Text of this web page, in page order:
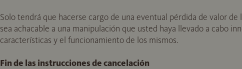
Solo tendrá que hacerse cargo de una eventual pérdida de valor
sea achacable a una manipulación que usted haya llevado a cabo
características y el funcionamiento de los mismos.
Fin de las instrucciones de cancelación